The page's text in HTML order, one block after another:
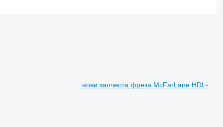
нови запчеста фреза McFarLane HDL-